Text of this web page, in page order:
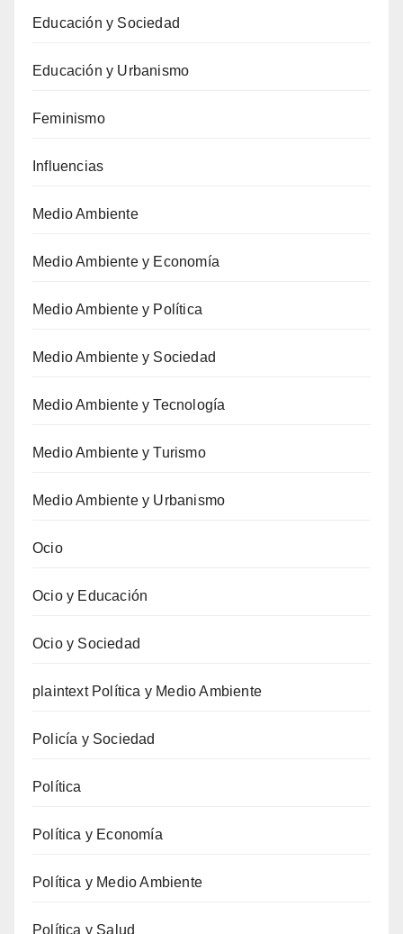
Educación y Sociedad
Educación y Urbanismo
Feminismo
Influencias
Medio Ambiente
Medio Ambiente y Economía
Medio Ambiente y Política
Medio Ambiente y Sociedad
Medio Ambiente y Tecnología
Medio Ambiente y Turismo
Medio Ambiente y Urbanismo
Ocio
Ocio y Educación
Ocio y Sociedad
plaintext Política y Medio Ambiente
Policía y Sociedad
Política
Política y Economía
Política y Medio Ambiente
Política y Salud